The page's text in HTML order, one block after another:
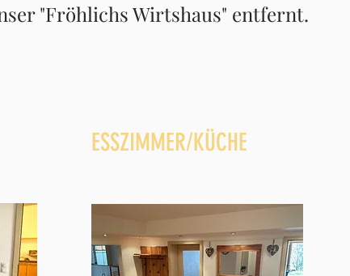
"Fröhlichs Wirtshaus" entfernt.
ESSZIMMER/KÜCHE